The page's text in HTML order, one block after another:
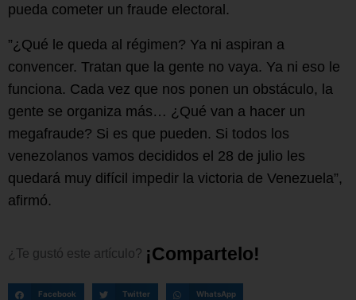
pueda cometer un fraude electoral.
”¿Qué le queda al régimen? Ya ni aspiran a
convencer. Tratan que la gente no vaya. Ya ni eso le
funciona. Cada vez que nos ponen un obstáculo, la
gente se organiza más… ¿Qué van a hacer un
megafraude? Si es que pueden. Si todos los
venezolanos vamos decididos el 28 de julio les
quedará muy difícil impedir la victoria de Venezuela”,
afirmó.
¿Te gustó este artículo? ¡Compartelo!
Facebook Twitter WhatsApp